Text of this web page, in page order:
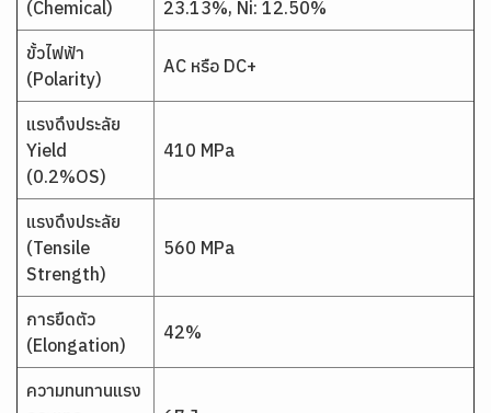
(Chemical) 23.13%, Ni: 12.50%
ขั้วไฟฟ้า
(Polarity)
AC หรือ DC+
แรงดึงประลัย
Yield
(0.2%OS)
410 MPa
แรงดึงประลัย
(Tensile
Strength)
560 MPa
การยืดตัว
(Elongation)
42%
ความทนทานแรง